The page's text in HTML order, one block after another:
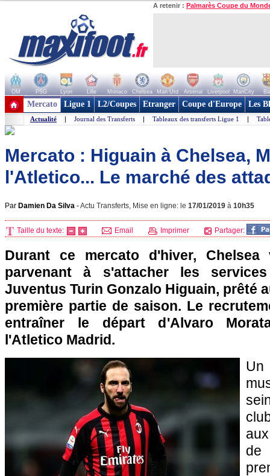
A retenir : Palmarès Coupe du
OM PSG Lyon Lille Monaco Chelsea Man Utd Arsenal Liverpool ManCity
+ de clubs
Mercato Ligue 1 L2/Coupes Etranger Coupe d'Europe Les
Actualité | Journal des Transferts | Tableaux des transferts Ligue 1 |
Mercato : Higuain à Chelsea,
l'Atletico... Le marché des
Par Damien Da Silva -Actu Transferts, Mise en ligne: le 17/01/2019 à 10h35
Taille du texte: Email Imprimer Partager:
Durant ce mercato d'hiver,
parvenant à s'attacher les
Juventus Turin Gonzalo Higuain, prêté
première partie de saison. Le
entraîner le départ d'Alvaro
l'Atletico Madrid.